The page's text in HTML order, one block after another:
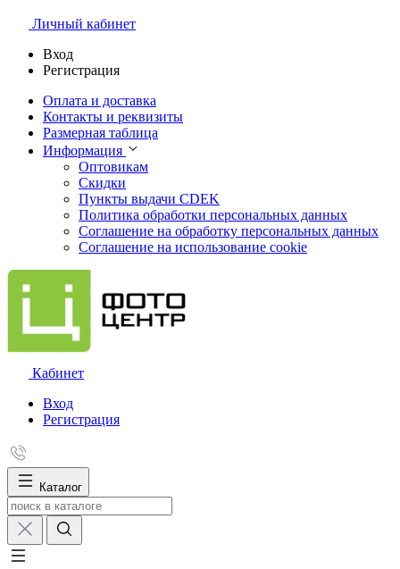
Личный кабинет
Вход
Регистрация
Оплата и доставка
Контакты и реквизиты
Размерная таблица
Информация
Оптовикам
Скидки
Пункты выдачи CDEK
Политика обработки персональных данных
Соглашение на обработку персональных данных
Соглашение на использование cookie
Кабинет
Вход
Регистрация
Каталог